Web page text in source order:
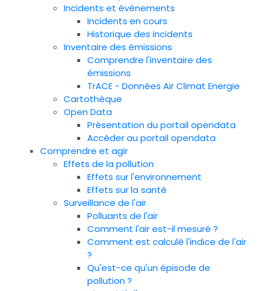
Incidents et événements
Incidents en cours
Historique des incidents
Inventaire des émissions
Comprendre l'inventaire des
émissions
TrACE - Données Air Climat Energie
Cartothèque
Open Data
Présentation du portail opendata
Accéder au portail opendata
Comprendre et agir
Effets de la pollution
Effets sur l'environnement
Effets sur la santé
Surveillance de l'air
Polluants de l'air
Comment l'air est-il mesuré ?
Comment est calculé l'indice de l'air
?
Qu'est-ce qu'un épisode de
pollution ?